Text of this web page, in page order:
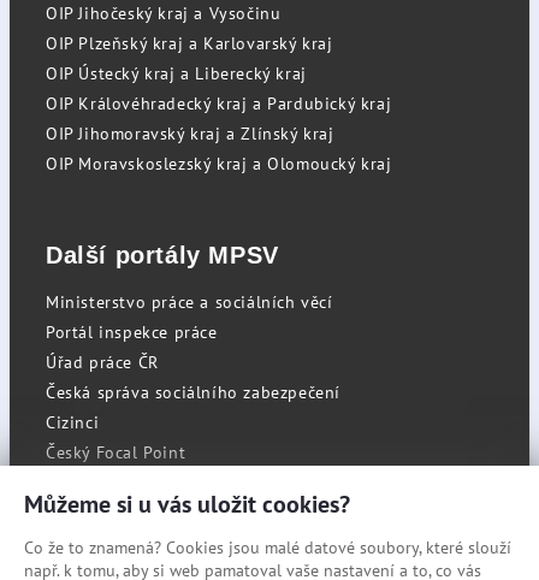
OIP Jihočeský kraj a Vysočinu
OIP Plzeňský kraj a Karlovarský kraj
OIP Ústecký kraj a Liberecký kraj
OIP Královéhradecký kraj a Pardubický kraj
OIP Jihomoravský kraj a Zlínský kraj
OIP Moravskoslezský kraj a Olomoucký kraj
Další portály MPSV
Ministerstvo práce a sociálních věcí
Portál inspekce práce
Úřad práce ČR
Česká správa sociálního zabezpečení
Cizinci
Český Focal Point
RSS
Můžeme si u vás uložit cookies?
Co že to znamená? Cookies jsou malé datové soubory, které slouží
např. k tomu, aby si web pamatoval vaše nastavení a to, co vás